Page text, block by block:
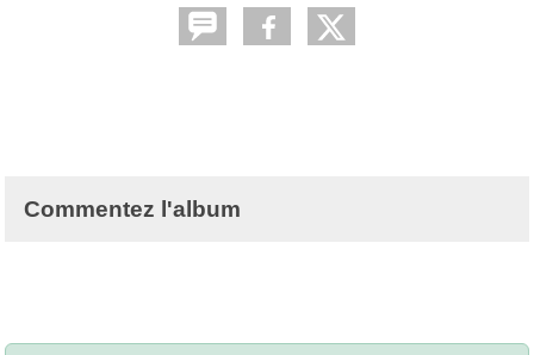
Commentez l'album